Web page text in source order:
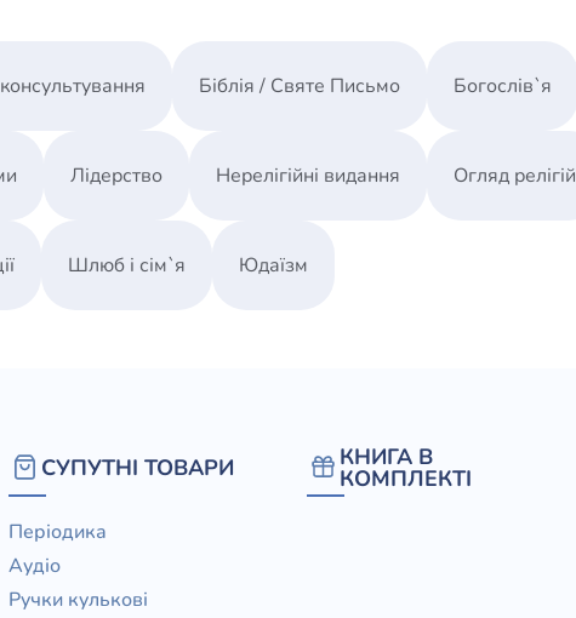
Біблія / Святе Письмо Богослів`я
Лідерство Нерелігійні видання Огляд релігій
Шлюб і сім`я Юдаїзм
СУПУТНІ ТОВАРИ
Періодика
Аудіо
Ручки кулькові
КНИГА В
КОМПЛЕКТІ